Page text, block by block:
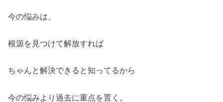
今の悩みは、
根源を見つけて解放すれば
ちゃんと解決できると知ってるから
今の悩みより過去に重点を置く。